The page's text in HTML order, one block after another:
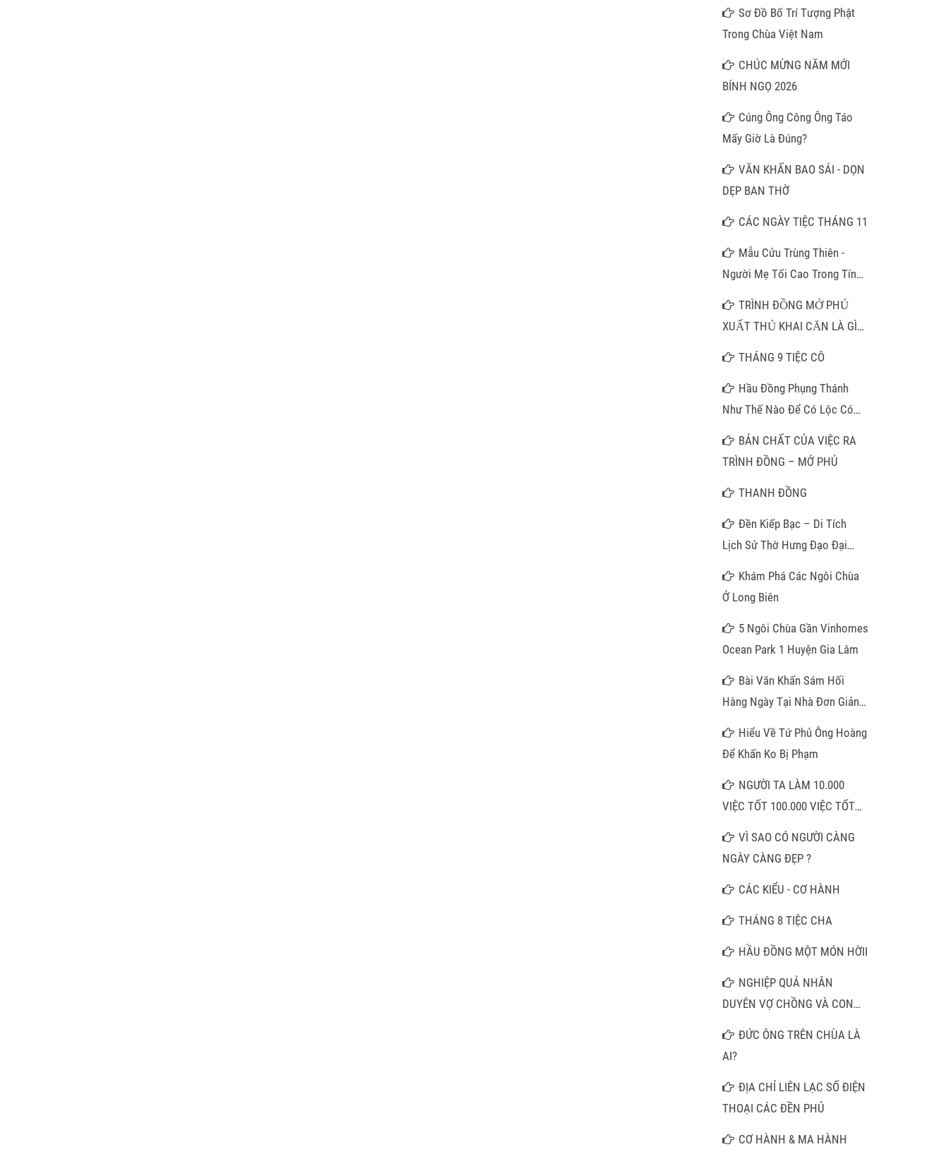
Sơ Đồ Bố Trí Tượng Phật
Trong Chùa Việt Nam
CHÚC MỪNG NĂM MỚI
BÍNH NGỌ 2026
Cúng Ông Công Ông Táo
Mấy Giờ Là Đúng?
VĂN KHẤN BAO SÁI - DỌN
DẸP BAN THỜ
CÁC NGÀY TIỆC THÁNG 11
Mẫu Cửu Trùng Thiên -
Người Mẹ Tối Cao Trong Tín
Ngưỡng Thờ Mẫu
TRÌNH ĐỒNG MỞ PHỦ
XUẤT THỦ KHAI CĂN LÀ GÌ
THÁNG 9 TIỆC CÔ
Hầu Đồng Phụng Thánh
Như Thế Nào Để Có Lộc Có
Phúc?
BẢN CHẤT CỦA VIỆC RA
TRÌNH ĐỒNG – MỞ PHỦ
THANH ĐỒNG
Đền Kiếp Bạc – Di Tích
Lịch Sử Thờ Hưng Đạo Đại
Khám Phá Các Ngôi Chùa
Ở Long Biên
5 Ngôi Chùa Gần Vinhomes
Ocean Park 1 Huyện Gia Lâm
Bài Văn Khấn Sám Hối
Hàng Ngày Tại Nhà Đơn Giản
Hiểu Về Tứ Phủ Ông Hoàng
Để Khấn Ko Bị Phạm
NGƯỜI TA LÀM 10.000
VIỆC TỐT 100.000 VIỆC TỐT
KHÔNG BẰNG QUÝ VỊ NIỆM
MỘT CÂU NAM MÔ A DI ĐÀ
VÌ SAO CÓ NGƯỜI CÀNG
NGÀY CÀNG ĐẸP ?
CÁC KIỂU - CƠ HÀNH
THÁNG 8 TIỆC CHA
HẦU ĐỒNG MỘT MÓN HỜII
NGHIỆP QUẢ NHÂN
DUYÊN VỢ CHỒNG VÀ CON
ĐỨC ÔNG TRÊN CHÙA LÀ
AI?
ĐỊA CHỈ LIÊN LẠC SỐ ĐIỆN
THOẠI CÁC ĐỀN PHỦ
CƠ HÀNH & MA HÀNH